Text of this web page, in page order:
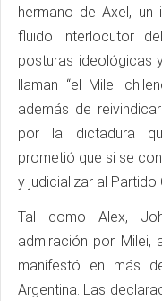
hermano de Axel,
fluido interlocutor
posturas ideológicas
llaman “el Milei
además de
por la dictadura
prometió que si se
y judicializar al Partido
Tal como Alex,
admiración por
manifestó en más
Argentina. Las